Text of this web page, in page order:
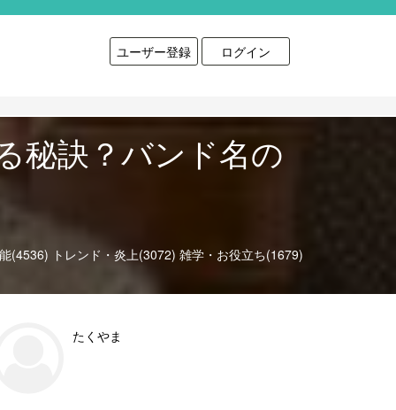
ユーザー登録 ログイン
秘訣？バンド名の
(4536) トレンド・炎上(3072) 雑学・お役立ち(1679)
たくやま